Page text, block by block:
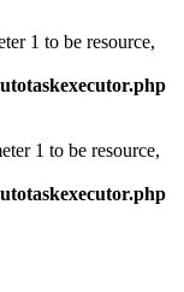
1 to be resource,
1 to be resource,